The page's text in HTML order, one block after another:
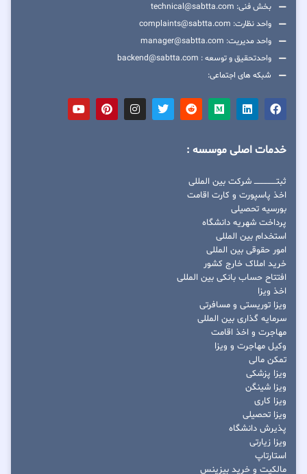
بخش فنی: technical@sabtta.com
واحد نظارت: complaints@sabtta.com
واحد مدیریت: manager@sabtta.com
واحدتحقیق و توسعه : backend@sabtta.com
شبکه های اجتماعی:
خدمات اصلی موسسه :
ثبتــــــــــــــــ شرکت بین المللی
اخذ پاسپورت و کارت اقامت
بورسیه تحصیلی
پرداخت شهریه دانشگاه
استخدام بین المللی
امور حقوقی بین المللی
خرید املاک خارج کشور
افتتاح حساب بانکی بین المللی
اخذ ویزا
ویزا توریستی و مسافرتی
سرمایه گذاری بین المللی
مهاجرت و اخذ اقامت
وکیل مهاجرت و ویزا
تمکن مالی
ویزا پزشکی
ویزا شینگن
ویزا کاری
ویزا تحصیلی
پذیرش دانشگاه
ویزا زیارتی
استارتاپ
مالکیت و خرید بیزینس